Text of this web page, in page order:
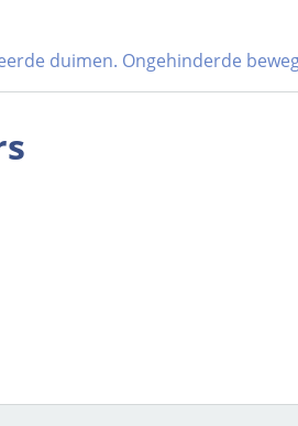
duimen. Ongehinderde